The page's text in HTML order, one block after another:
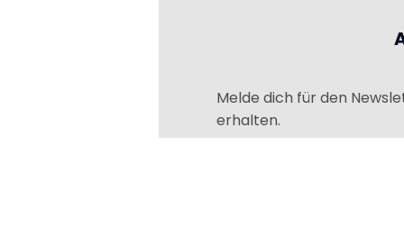
Melde dich für den
erhalten.